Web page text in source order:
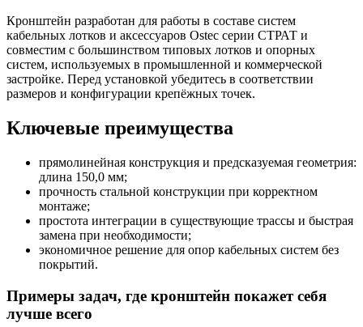
Кронштейн разработан для работы в составе систем
кабельных лотков и аксессуаров Ostec серии СТРАТ и
совместим с большинством типовых лотков и опорных
систем, используемых в промышленной и коммерческой
застройке. Перед установкой убедитесь в соответствии
размеров и конфигурации крепёжных точек.
Ключевые преимущества
прямолинейная конструкция и предсказуемая геометрия:
длина 150,0 мм;
прочность стальной конструкции при корректном
монтаже;
простота интеграции в существующие трассы и быстрая
замена при необходимости;
экономичное решение для опор кабельных систем без
покрытий.
Примеры задач, где кронштейн покажет себя
лучше всего